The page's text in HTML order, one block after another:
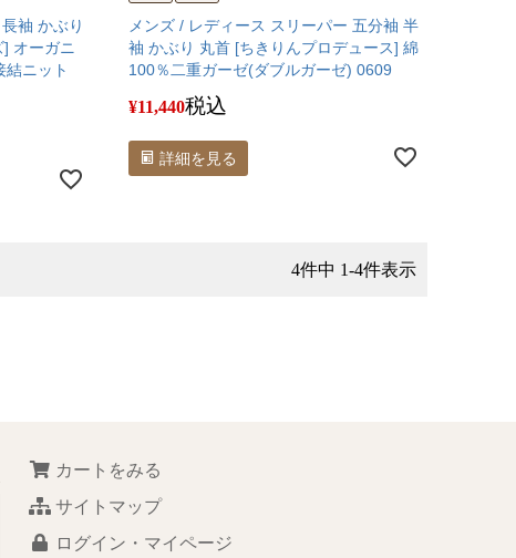
袖 かぶり
オーガニ
結ニット
メンズ / レディース スリーパー 五分袖 半
袖 かぶり 丸首 [ちきりんプロデュース] 綿
100％二重ガーゼ(ダブルガーゼ) 0609
¥11,440税込
詳細を見る
4件中 1-4件表示
カートをみる
サイトマップ
ログイン・マイページ